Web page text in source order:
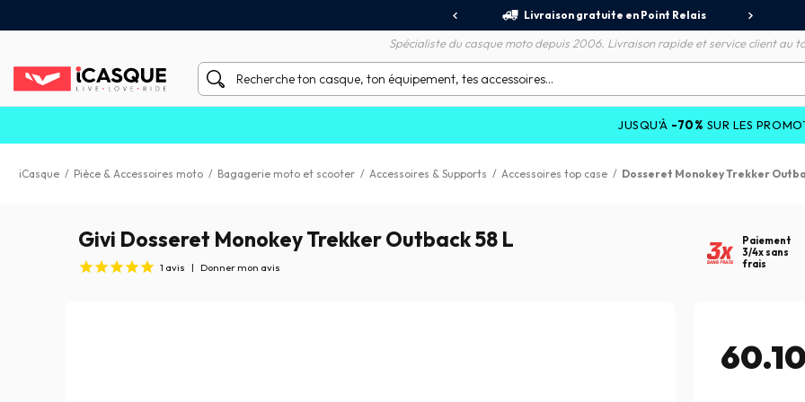
Livraison gratuite en Point Relais
Spécialiste du casque moto depuis 2006. Livraison rapide et service client au
JUSQU'À-70%SUR LES PROMOTIONS
iCasque / Pièce & Accessoires moto / Bagagerie moto et scooter / Accessoires & Supports / Accessoires top case / Dosseret Monokey Trekker
Givi Dosseret Monokey Trekker Outback 58 L
1 avis | Donner mon avis
Paiement
3/4x sans
frais